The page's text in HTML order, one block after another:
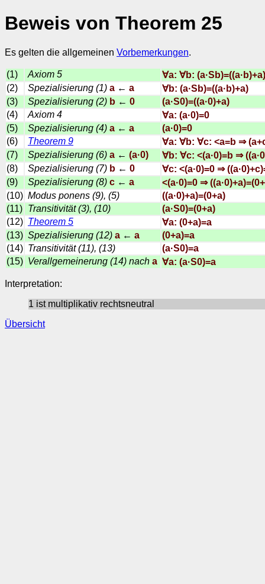
Beweis von Theorem 25
Es gelten die allgemeinen Vorbemerkungen.
(1) Axiom 5
∀a: ∀b: (a·Sb)=((a·b)+a)
(2)
Spezialisierung (1) a ← a
∀b: (a·Sb)=((a·b)+a)
(3)
Spezialisierung (2) b ← 0
(a·S0)=((a·0)+a)
(4)
Axiom 4
∀a: (a·0)=0
(5)
Spezialisierung (4) a ← a
(a·0)=0
(6)
Theorem 9
∀a: ∀b: ∀c: <a=b ⇒
(7)
Spezialisierung (6) a ← (a·0)
∀b: ∀c: <(a·0)=b ⇒
(8)
Spezialisierung (7) b ← 0
∀c: <(a·0)=0 ⇒
(9)
Spezialisierung (8) c ← a
<(a·0)=0 ⇒
(10) Modus ponens (9), (5)
((a·0)+a)=(0+a)
(11) Transitivität (3), (10)
(a·S0)=(0+a)
(12) Theorem 5
∀a: (0+a)=a
(13) Spezialisierung (12) a ← a
(0+a)=a
(14) Transitivität (11), (13)
(a·S0)=a
(15) Verallgemeinerung (14) nach a ∀a: (a·S0)=a
Interpretation:
1 ist multiplikativ rechtsneutral
Übersicht